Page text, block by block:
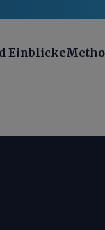
Einblicke